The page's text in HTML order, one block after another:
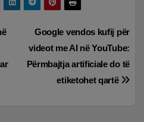
Google vendos kufij për
videot me AI në YouTube:
Përmbajtja artificiale do të
etiketohet qartë